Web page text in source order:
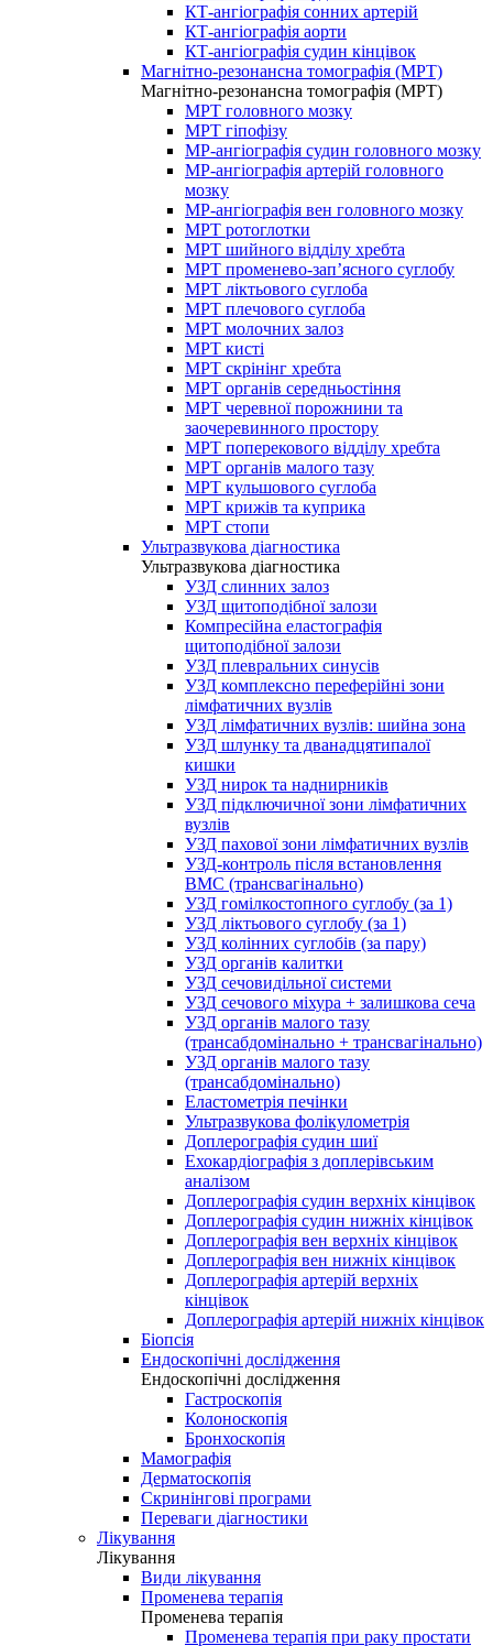
КТ-ангіографія сонних артерій
КТ-ангіографія аорти
КТ-ангіографія судин кінцівок
Магнітно-резонансна томографія (МРТ)
Магнітно-резонансна томографія (МРТ)
МРТ головного мозку
МРТ гіпофізу
МР-ангіографія судин головного мозку
МР-ангіографія артерій головного
мозку
МР-ангіографія вен головного мозку
МРТ ротоглотки
МРТ шийного відділу хребта
МРТ променево-зап’ясного суглобу
МРТ ліктьового суглоба
МРТ плечового суглоба
МРТ молочних залоз
МРТ кисті
МРТ скрінінг хребта
МРТ органів середньостіння
МРТ черевної порожнини та
заочеревинного простору
МРТ поперекового відділу хребта
МРТ органів малого тазу
МРТ кульшового суглоба
МРТ крижів та куприка
МРТ стопи
Ультразвукова діагностика
Ультразвукова діагностика
УЗД слинних залоз
УЗД щитоподібної залози
Компресійна еластографія
щитоподібної залози
УЗД плевральних синусів
УЗД комплексно переферійні зони
лімфатичних вузлів
УЗД лімфатичних вузлів: шийна зона
УЗД шлунку та дванадцятипалої
кишки
УЗД нирок та наднирників
УЗД підключичної зони лімфатичних
вузлів
УЗД пахової зони лімфатичних вузлів
УЗД-контроль після встановлення
ВМС (трансвагінально)
УЗД гомілкостопного суглобу (за 1)
УЗД ліктьового суглобу (за 1)
УЗД колінних суглобів (за пару)
УЗД органів калитки
УЗД сечовидільної системи
УЗД сечового міхура + залишкова сеча
УЗД органів малого тазу
(трансабдомінально + трансвагінально)
УЗД органів малого тазу
(трансабдомінально)
Еластометрія печінки
Ультразвукова фолікулометрія
Доплерографія судин шиї
Ехокардіографія з доплерівським
аналізом
Доплерографія судин верхніх кінцівок
Доплерографія судин нижніх кінцівок
Доплерографія вен верхніх кінцівок
Доплерографія вен нижніх кінцівок
Доплерографія артерій верхніх
кінцівок
Доплерографія артерій нижніх кінцівок
Біопсія
Ендоскопічні дослідження
Ендоскопічні дослідження
Гастроскопія
Колоноскопія
Бронхоскопія
Мамографія
Дерматоскопія
Скринінгові програми
Переваги діагностики
Лікування
Лікування
Види лікування
Променева терапія
Променева терапія
Променева терапія при раку простати